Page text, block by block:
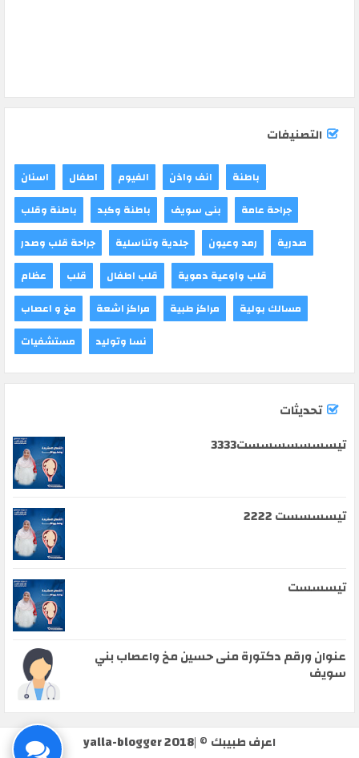
التصنيفات
اسنان اطفال الفيوم انف واذن
باطنة
باطنة وقلب
باطنة وكبد بنى سويف
جراحة عامة
جراحة قلب وصدر
جلدية وتناسلية رمد وعيون
صدرية
عظام
قلب قلب اطفال
قلب واوعية دموية
مخ و اعصاب
مراكز اشعة مراكز طبية
مسالك بولية
مستشفيات
نسا وتوليد
تحديثات
تيسسسسسسست3333
تيسسسست 2222
تيسسست
عنوان ورقم دكتورة منى حسين مخ واعصاب بني
سويف
اعرف طبيبك © |
yalla-blogger 2018